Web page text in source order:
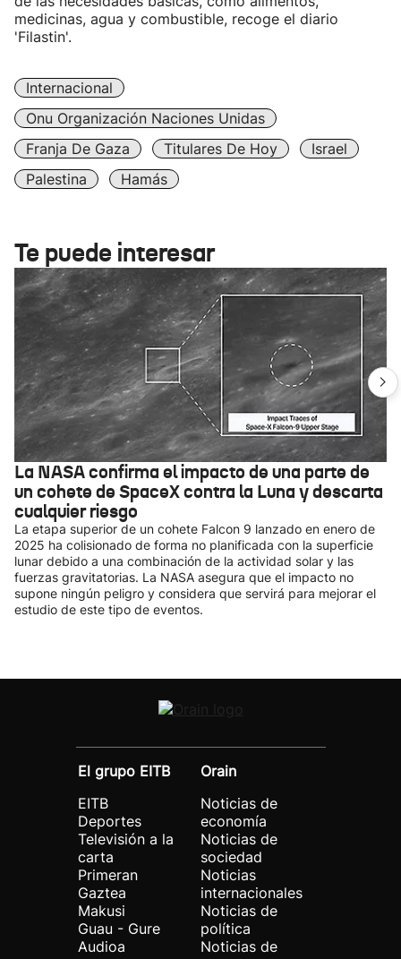
medicinas, agua y combustible, recoge el diario
'Filastin'.
Internacional
Onu Organización Naciones Unidas
Franja De Gaza
Titulares De Hoy
Israel
Palestina
Hamás
Te puede interesar
La NASA confirma el impacto de una parte de
un cohete de SpaceX contra la Luna y descarta
cualquier riesgo
La etapa superior de un cohete Falcon 9 lanzado en enero de
2025 ha colisionado de forma no planificada con la superficie
lunar debido a una combinación de la actividad solar y las
fuerzas gravitatorias. La NASA asegura que el impacto no
supone ningún peligro y considera que servirá para mejorar el
estudio de este tipo de eventos.
El grupo EITB
EITB
Deportes
Televisión a la
carta
Primeran
Gaztea
Makusi
Guau - Gure
Audioa
Orain
Noticias de
economía
Noticias de
sociedad
Noticias
internacionales
Noticias de
política
Noticias de